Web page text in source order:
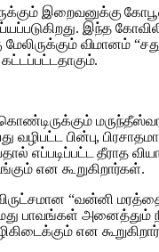
இறைவனுக்கு
இந்த
மேலிருக்கும் விமானம்
வழிபட்ட பின்பு,
எப்படிப்பட்ட தீராத
என கூறுகிறார்கள்.
“வன்னி
பாவங்கள் அனைத்தும்
என